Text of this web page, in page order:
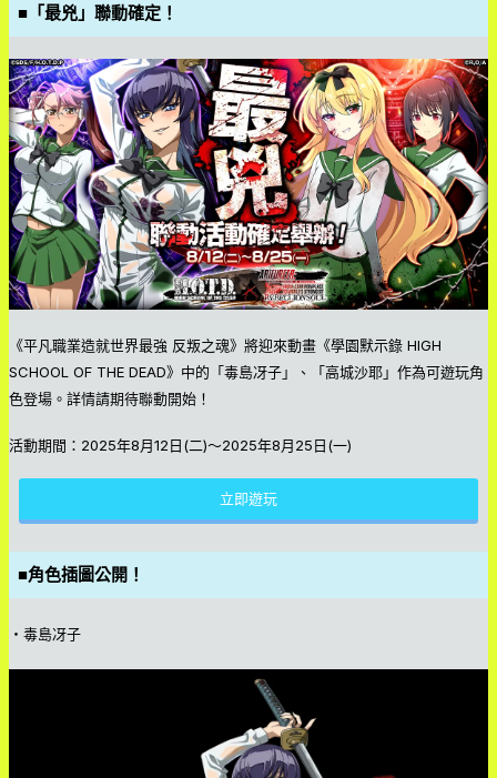
■「最兇」聯動確定！
《平凡職業造就世界最強 反叛之魂》將迎來動畫《學園默示錄 HIGH
SCHOOL OF THE DEAD》中的「毒島冴子」、「高城沙耶」作為可遊玩角
色登場。詳情請期待聯動開始！
活動期間：2025年8月12日(二)～2025年8月25日(一)
立即遊玩
■角色插圖公開！
・毒島冴子